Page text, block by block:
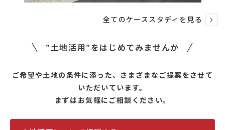
全てのケーススタディを見る
”土地活用”をはじめてみませんか
ご希望や土地の条件に添った、さまざまなご提案をさせて
いただいています。
まずはお気軽にご相談ください。